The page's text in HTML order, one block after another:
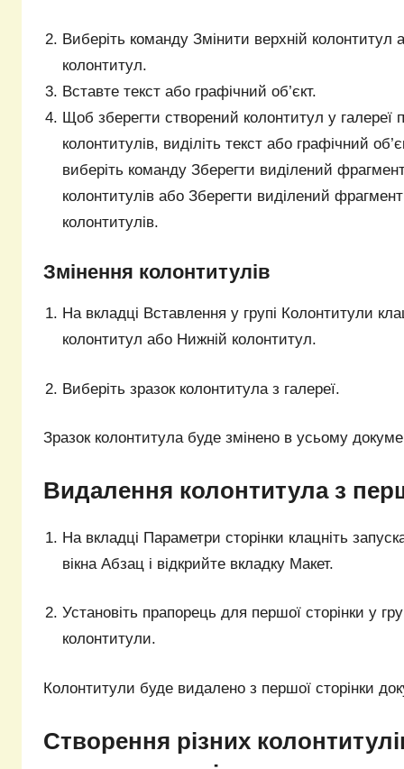
Виберіть команду Змінити верхній колонтитул
колонтитул.
Вставте текст або графічний об’єкт.
Щоб зберегти створений колонтитул у галереї
колонтитулів, виділіть текст або графічний
виберіть команду Зберегти виділений фрагмент
колонтитулів або Зберегти виділений фрагмент
колонтитулів.
Змінення колонтитулів
На вкладці Вставлення у групі Колонтитули
колонтитул або Нижній колонтитул.
Виберіть зразок колонтитула з галереї.
Зразок колонтитула буде змінено в усьому
Видалення колонтитула з
На вкладці Параметри сторінки клацніть
вікна Абзац і відкрийте вкладку Макет.
Установіть прапорець для першої сторінки у
колонтитули.
Колонтитули буде видалено з першої сторінки
Створення різних